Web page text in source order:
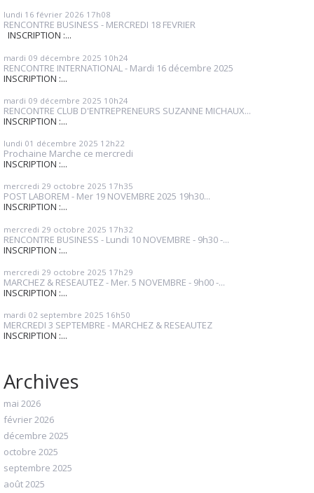
lundi 16 février 2026 17h08
RENCONTRE BUSINESS - MERCREDI 18 FEVRIER
INSCRIPTION :...
mardi 09 décembre 2025 10h24
RENCONTRE INTERNATIONAL - Mardi 16 décembre 2025
INSCRIPTION :...
mardi 09 décembre 2025 10h24
RENCONTRE CLUB D'ENTREPRENEURS SUZANNE MICHAUX...
INSCRIPTION :...
lundi 01 décembre 2025 12h22
Prochaine Marche ce mercredi
INSCRIPTION :...
mercredi 29 octobre 2025 17h35
POST LABOREM - Mer 19 NOVEMBRE 2025 19h30...
INSCRIPTION :...
mercredi 29 octobre 2025 17h32
RENCONTRE BUSINESS - Lundi 10 NOVEMBRE - 9h30 -...
INSCRIPTION :...
mercredi 29 octobre 2025 17h29
MARCHEZ & RESEAUTEZ - Mer. 5 NOVEMBRE - 9h00 -...
INSCRIPTION :...
mardi 02 septembre 2025 16h50
MERCREDI 3 SEPTEMBRE - MARCHEZ & RESEAUTEZ
INSCRIPTION :...
Archives
mai 2026
février 2026
décembre 2025
octobre 2025
septembre 2025
août 2025